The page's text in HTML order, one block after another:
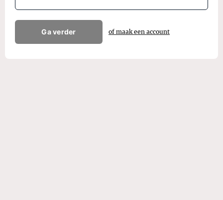
Ga verder of maak een account